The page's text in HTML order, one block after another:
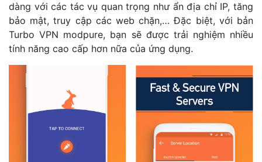
dàng với các tác vụ quan trọng như ẩn địa chỉ IP, tăng
bảo mật, truy cập các web chặn,… Đặc biệt, với bản
Turbo VPN modpure, bạn sẽ được trải nghiệm nhiều
tính năng cao cấp hơn nữa của ứng dụng.